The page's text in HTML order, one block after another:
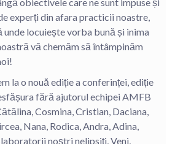
experți din afara practicii noastre,
unde locuiește vorba bună și inima
vă chemăm să întâmpinăm
la o nouă ediție a conferinței, ediție
fără ajutorul echipei AMFB
Cosmina, Cristian, Daciana,
Nana, Rodica, Andra, Adina,
noștri nelipsiți, Veni,